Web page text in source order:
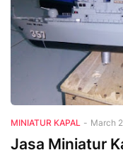
MINIATUR KAPAL - March
Jasa Miniatur